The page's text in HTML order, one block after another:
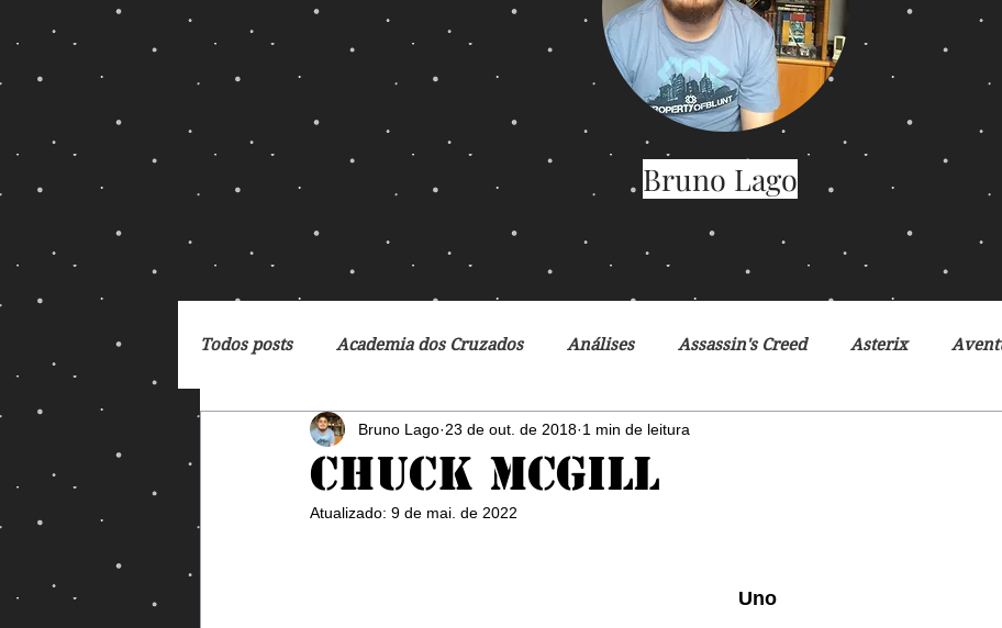
Todos posts Academia dos Cruzados Análises Assassin's Creed Asterix
Breaking Bad Cartoon Ciclo da Herança Crônicas de Gelo e Fogo
DC Comics De Volta para o Futuro
Fox
Chuck McGill
Bruno Lago 23 de out. de 2018 1 min de leitura
Atualizado: 9 de mai. de 2022
Uno
Bruno Lago